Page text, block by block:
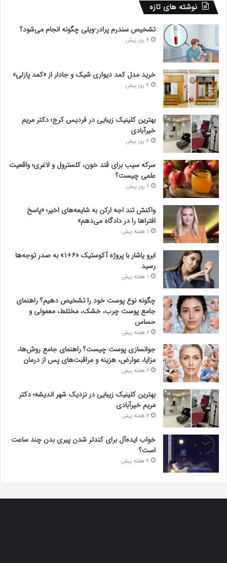
نوشته های تازه
تشخیص سندرم پرادر-ویلی چگونه انجام می‌شود؟
4 روز پیش
خرید مدل کمد دیواری شیک و جادار از «کمد پازلی»
4 روز پیش
بهترین کلینیک زیبایی در فردیس کرج؛ دکتر مریم
خیرآبادی
4 روز پیش
سرکه سیب برای قند خون، کلسترول و لاغری؛ واقعیت
علمی چیست؟
6 روز پیش
واکنش تند اجه ارکن به شایعه‌های اخیر؛ «پاسخ
افتراها را در دادگاه می‌دهم»
1 هفته پیش
ابرو یاشار با پروژه آکوستیک «۶+۱» به صدر توجه‌ها
رسید
1 هفته پیش
چگونه نوع پوست خود را تشخیص دهیم؟ راهنمای
جامع پوست چرب، خشک، مختلط، معمولی و
حساس
2 هفته پیش
جوانسازی پوست چیست؟ راهنمای جامع روش‌ها،
مزایا، عوارض، هزینه و مراقبت‌های پس از درمان
3 هفته پیش
بهترین کلینیک زیبایی در نزدیک شهر اندیشه؛ دکتر
مریم خیرآبادی
3 هفته پیش
خواب ایده‌آل برای کندتر شدن پیری بدن چند ساعت
است؟
4 هفته پیش